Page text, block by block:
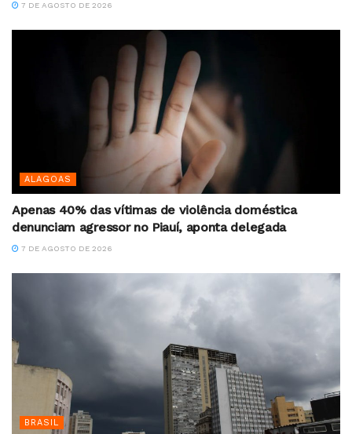
7 DE AGOSTO DE 2026
ALAGOAS
Apenas 40% das vítimas de violência doméstica
denunciam agressor no Piauí, aponta delegada
7 DE AGOSTO DE 2026
BRASIL